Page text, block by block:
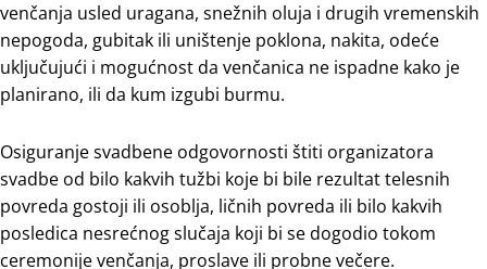
venčanja usled uragana, snežnih oluja i drugih vremenskih
nepogoda, gubitak ili uništenje poklona, nakita, odeće
uključujući i mogućnost da venčanica ne ispadne kako je
planirano, ili da kum izgubi burmu.
Osiguranje svadbene odgovornosti štiti organizatora
svadbe od bilo kakvih tužbi koje bi bile rezultat telesnih
povreda gostoji ili osoblja, ličnih povreda ili bilo kakvih
posledica nesrećnog slučaja koji bi se dogodio tokom
ceremonije venčanja, proslave ili probne večere.